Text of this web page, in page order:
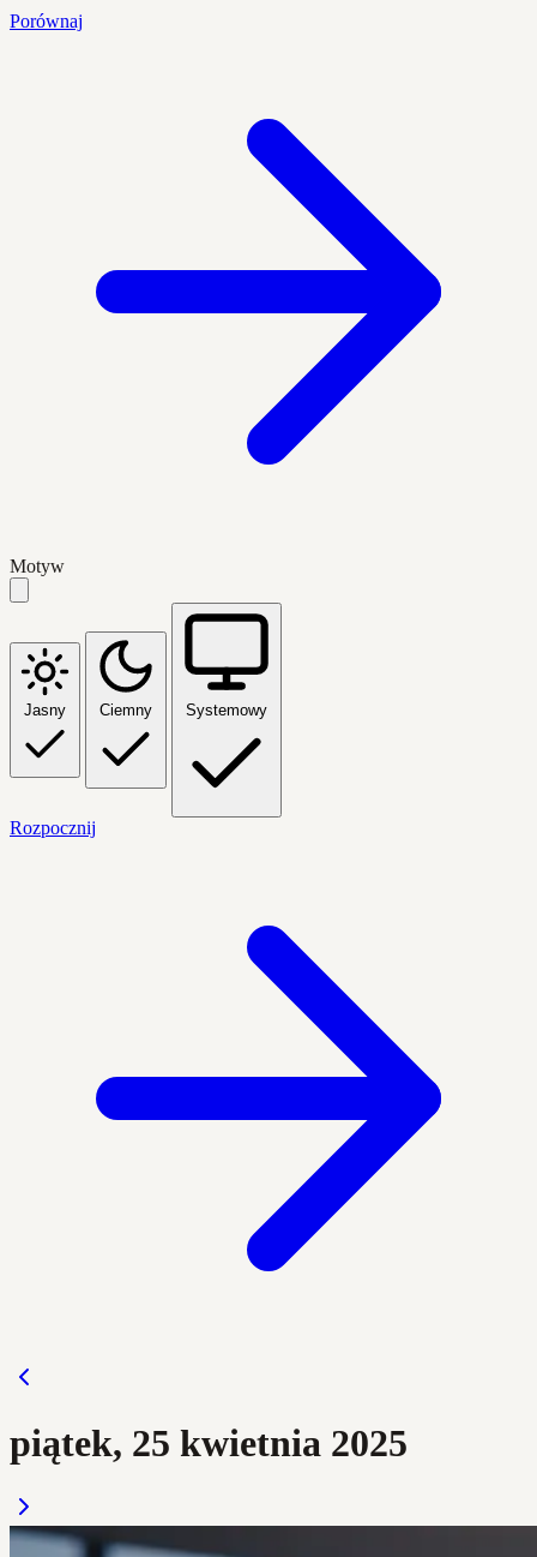
Porównaj
Motyw
Jasny Ciemny Systemowy
Rozpocznij
piątek, 25 kwietnia 2025